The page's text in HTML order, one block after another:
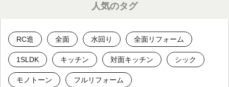
人気のタグ
RC造 全面 水回り 全面リフォーム
1SLDK キッチン 対面キッチン シック
モノトーン フルリフォーム